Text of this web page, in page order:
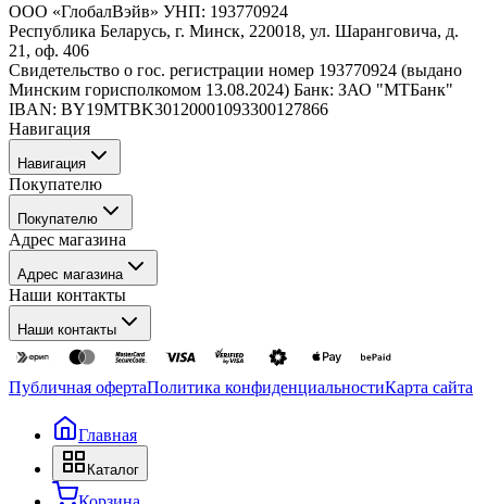
ООО «ГлобалВэйв» УНП: 193770924
Республика Беларусь, г. Минск, 220018, ул. Шаранговича, д.
21, оф. 406
Свидетельство о гос. регистрации номер 193770924 (выдано
Минским горисполкомом 13.08.2024) Банк: ЗАО "МТБанк"
IBAN: BY19MTBK30120001093300127866
Навигация
Навигация
Каталог
О компании
Стать партнером
Новости
Акции
Покупателю
Покупателю
Как сделать заказ
Оплата
Доставка и самовывоз
Оптовым покупателям
Обмен и возврат товара
Адрес магазина
Адрес магазина
г. Минск, Щомыслицкий сельсовет, 19/1
9:00 – 18:00 (пн-пт)
Наши контакты
Наши контакты
+375 (29) 300-00-07
info@homa.by
Публичная офертаПолитика конфиденциальностиКарта сайта
Главная
Каталог